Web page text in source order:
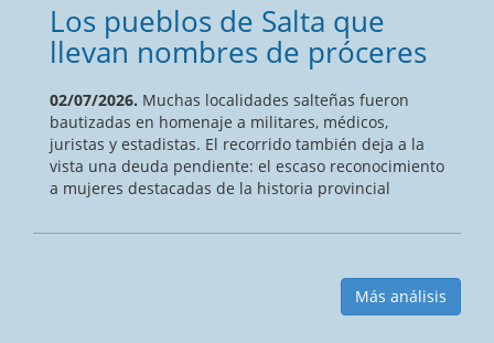
Los pueblos de Salta que
llevan nombres de próceres
02/07/2026. Muchas localidades salteñas fueron
bautizadas en homenaje a militares, médicos,
juristas y estadistas. El recorrido también deja a la
vista una deuda pendiente: el escaso reconocimiento
a mujeres destacadas de la historia provincial
Más análisis